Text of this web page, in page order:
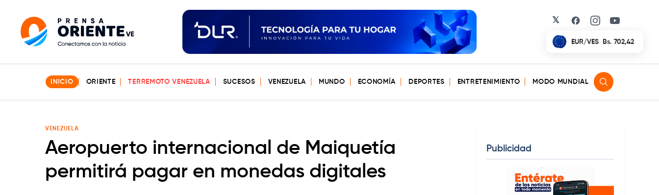
𝕏 Facebook
Instagram
YouTube
EUR/VES Bs. 702,42
INICIO ORIENTE TERREMOTO VENEZUELA SUCESOS VENEZUELA MUNDO ECONOMÍA DEPORTES ENTRETENIMIENTO MODO MUNDIAL
VENEZUELA
Aeropuerto internacional de Maiquetía
permitirá pagar en monedas digitales
Publicidad